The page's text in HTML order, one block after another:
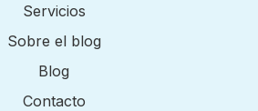
Servicios
Sobre el blog
Blog
Contacto